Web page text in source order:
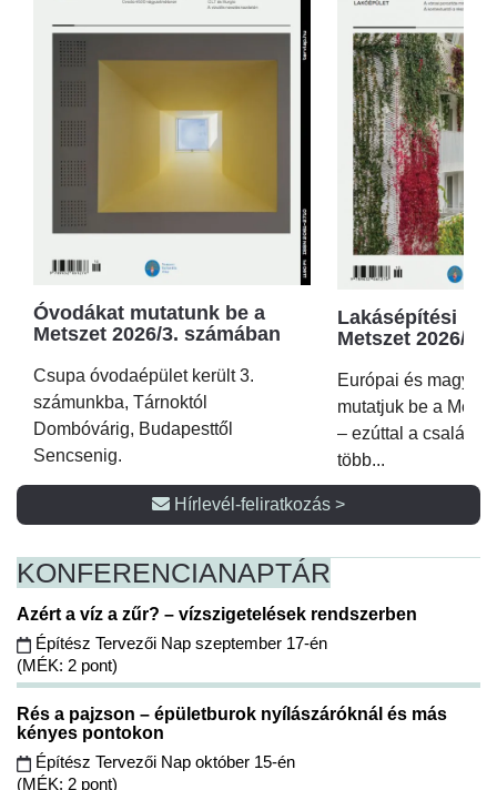
Óvodákat mutatunk be a
Metszet 2026/3. számában
Csupa óvodaépület került 3.
számunkba, Tárnoktól
Dombóvárig, Budapesttől
Sencsenig.
Lakásépítési
Metszet 2026/2.
Európai és magyar
mutatjuk be a
– ezúttal a családi
több...
Hírlevél-feliratkozás >
KONFERENCIANAPTÁR
Azért a víz a zűr? – vízszigetelések rendszerben
Építész Tervezői Nap szeptember 17-én
(MÉK: 2 pont)
Rés a pajzson – épületburok nyílászáróknál és más
kényes pontokon
Építész Tervezői Nap október 15-én
(MÉK: 2 pont)